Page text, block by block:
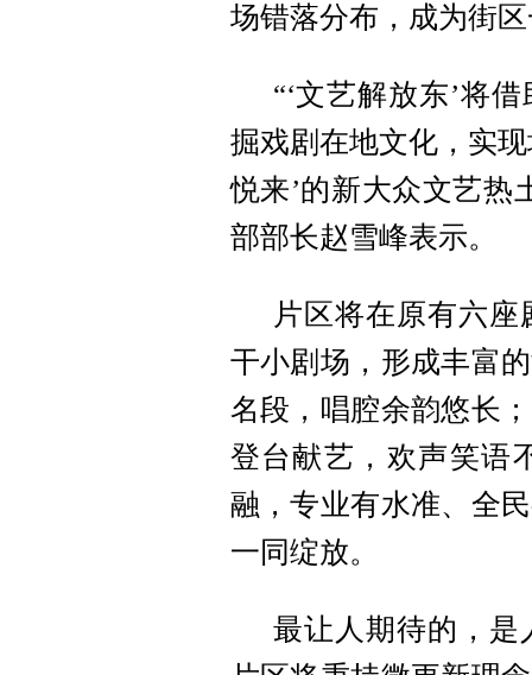
场错落分布，成为街
“‘文艺解放东’将
掘戏剧在地文化，实
悦来’的新大众文艺热
部部长赵雪峰表示。
片区将在原有六
干小剧场，形成丰富
名段，唱腔余韵悠长
登台献艺，欢声笑语
融，专业有水准、全
一同绽放。
最让人期待的，是